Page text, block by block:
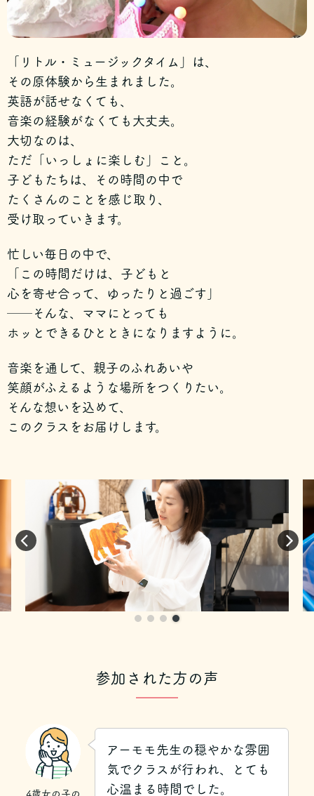
「リトル・ミュージックタイム」は、
その原体験から生まれました。
英語が話せなくても、
音楽の経験がなくても大丈夫。
大切なのは、
ただ「いっしょに楽しむ」こと。
子どもたちは、その時間の中で
たくさんのことを感じ取り、
受け取っていきます。
忙しい毎日の中で、
「この時間だけは、子どもと
心を寄せ合って、ゆったりと過ごす」
──そんな、ママにとっても
ホッとできるひとときになりますように。
音楽を通して、親子のふれあいや
笑顔がふえるような場所をつくりたい。
そんな想いを込めて、
このクラスをお届けします。
参加された方の声
4歳女の子の
アーモモ先生の穏やかな雰囲
気でクラスが行われ、とても
心温まる時間でした。